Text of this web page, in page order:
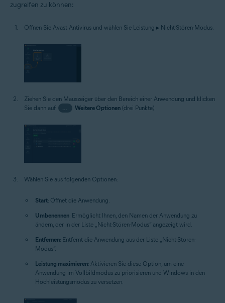
zugreifen zu können:
Öffnen Sie Avast Antivirus und wählen Sie Leistung ▸ Nicht-Stören-Modus.
Ziehen Sie den Mauszeiger über den Bereich einer Anwendung und klicken
Sie dann auf
Weitere Optionen(drei Punkte).
Wählen Sie aus folgenden Optionen:
Start: Öffnet die Anwendung.
Umbenennen: Ermöglicht Ihnen, den Namen der Anwendung zu
ändern, der in der Liste „Nicht-Stören-Modus“ angezeigt wird.
Entfernen: Entfernt die Anwendung aus der Liste „Nicht-Stören-
Modus“.
Leistung maximieren: Aktivieren Sie diese Option, um eine
Anwendung im Vollbildmodus zu priorisieren und Windows in den
Hochleistungsmodus zu versetzen.